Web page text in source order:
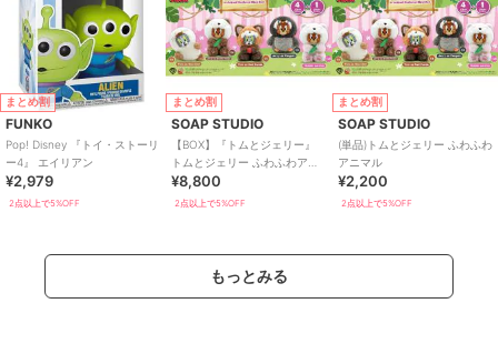
まとめ割
FUNKO
Pop! Disney 『トイ・ストーリ
ー4』 エイリアン
¥2,979
2点以上で5%OFF
まとめ割
SOAP STUDIO
【BOX】『トムとジェリー』
トムとジェリー ふわふわアニ
マル ブラインドボックス(4個
入り)
¥8,800
2点以上で5%OFF
まとめ割
SOAP STUDIO
(単品)トムとジェリー ふわふわ
アニマル
¥2,200
2点以上で5%OFF
もっとみる